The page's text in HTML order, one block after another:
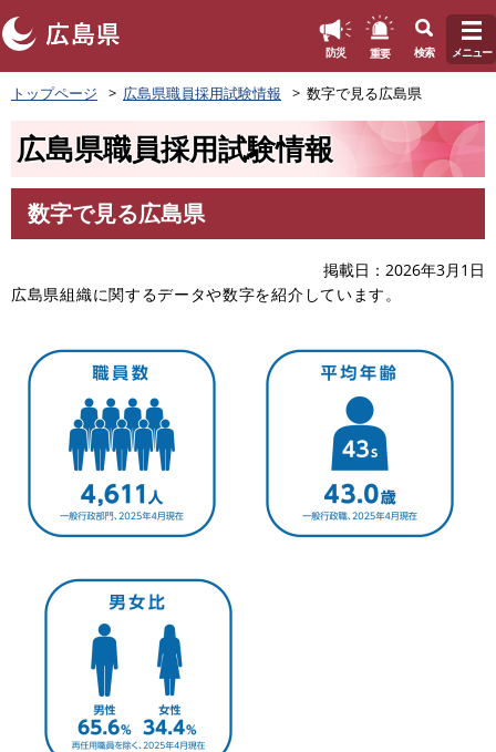
ペ
ー
頭
す
防災 重要 検索 メニュー
トップページ 広島県職員採用試験情報 数字で見る広島県
広島県職員採用試験情報
文
数字で見る広島県
掲載日
2026年3月1日
広島県組織に関するデータや数字を紹介しています。